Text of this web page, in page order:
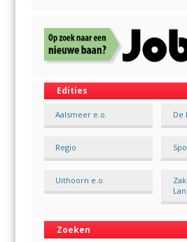
Edities
Aalsmeer e.o. De
Regio
Uithoorn e.o.
Zoeken